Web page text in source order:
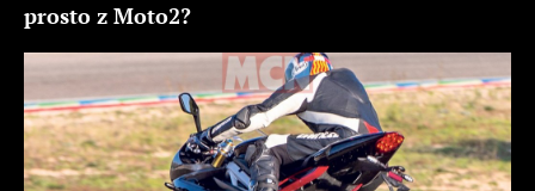
prosto z Moto2?